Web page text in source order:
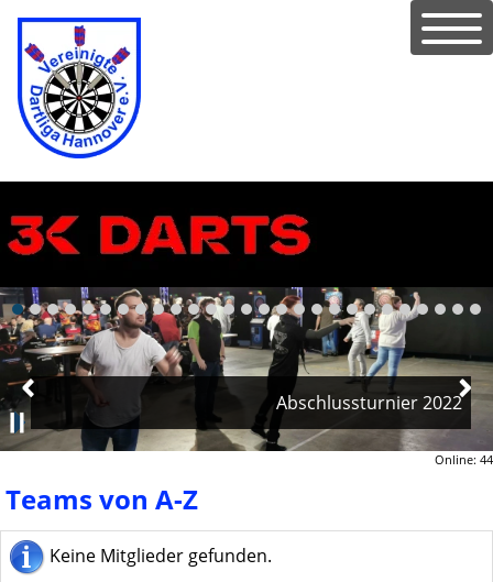
Abschlussturnier 2022
Online: 44
Teams von A-Z
Keine Mitglieder gefunden.